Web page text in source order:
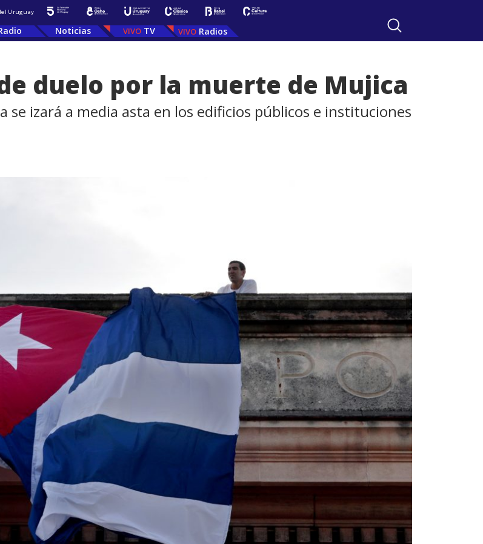
Uruguay
Noticias TV Radios
duelo por la muerte de Mujica
se izará a media asta en los edificios públicos e instituciones